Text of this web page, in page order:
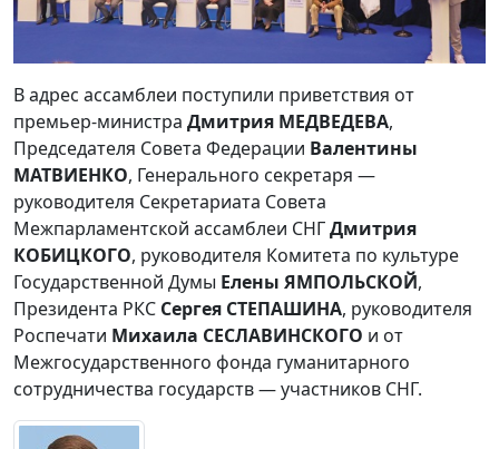
В адрес ассамблеи поступили приветствия от
премьер-министра Дмитрия МЕДВЕДЕВА,
Председателя Совета Федерации Валентины
МАТВИЕНКО, Генерального секретаря —
руководителя Секретариата Совета
Межпарламентской ассамблеи СНГДмитрия
КОБИЦКОГО, руководителя Комитета по культуре
Государственной Думы Елены ЯМПОЛЬСКОЙ,
Президента РКС Сергея СТЕПАШИНА, руководителя
Роспечати Михаила СЕСЛАВИНСКОГО и от
Межгосударственного фонда гуманитарного
сотрудничества государств — участников СНГ.